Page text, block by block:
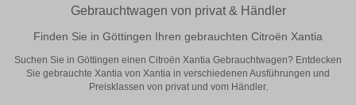
Gebrauchtwagen von privat & Händler
Finden Sie in Göttingen Ihren gebrauchten Citroën Xantia
Suchen Sie in Göttingen einen Citroën Xantia Gebrauchtwagen? Entdecken
Sie gebrauchte Xantia von Xantia in verschiedenen Ausführungen und
Preisklassen von privat und vom Händler.